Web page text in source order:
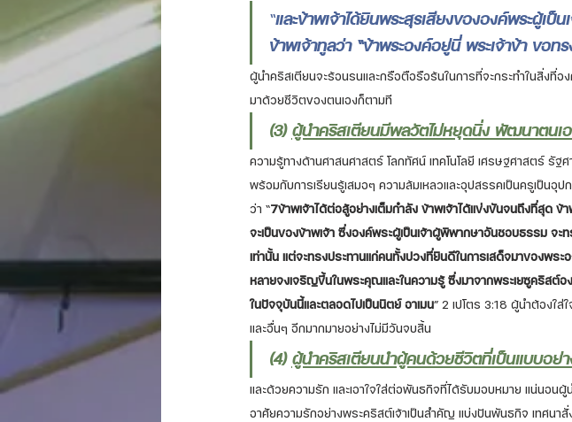
“และข้าพเจ้าได้ยินพระสุรเสียงขององค์พระผู้เป็นเ
ข้าพเจ้าทูลว่า “ข้าพระองค์อยู่นี่ พระเจ้าข้า ขอทร
ผู้นำคริสเตียนจะร้อนรนและกรือตือรือร้นในการที่จะกระทำในสิ่งที่
มาด้วยชีวิตของตนเองก็ตามที
(3) ผู้นำคริสเตียนมีพลวัตไม่หยุดนิ่ง พัฒนาตนเอ
ความรู้ทางด้านศาสนศาสตร์ โลกทัศน์ เทคโนโลยี เศรษฐศาสตร์ รั
พร้อมกับการเรียนรู้เสมอๆ ความล้มเหลวและอุปสรรคเป็นครูเป็นอุป
ว่า “7ข้าพเจ้าได้ต่อสู้อย่างเต็มกำลัง ข้าพเจ้าได้แข่งขันจนถึงที่สุด
จะเป็นของข้าพเจ้า ซึ่งองค์พระผู้เป็นเจ้าผู้พิพากษาอันชอบธรรม จะ
เท่านั้น แต่จะทรงประทานแก่คนทั้งปวงที่ยินดีในการเสด็จมาของพระ
หลายจงเจริญขึ้นในพระคุณและในความรู้ ซึ่งมาจากพระเยซูคริสต์
ในปัจจุบันนี้และตลอดไปเป็นนิตย์ อาเมน” 2 เปโตร 3:18 ผู้นำต้องใ
และอื่นๆ อีกมากมายอย่างไม่มีวันจบสิ้น
(4) ผู้นำคริสเตียนนำผู้คนด้วยชีวิตที่เป็นแบบอย่
และด้วยความรัก และเอาใจใส่ต่อพันธกิจที่ได้รับมอบหมาย แน่นอนผู้
อาศัยความรักอย่างพระคริสต์เจ้าเป็นสำคัญ แบ่งปันพันธกิจ เทศนา